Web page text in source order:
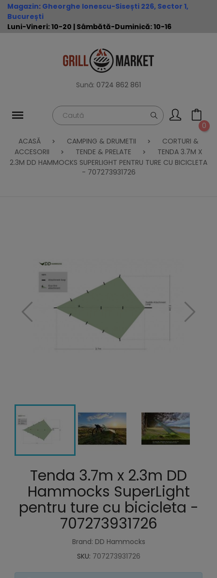
Magazin: Gheorghe Ionescu-Sisești 226, Sector 1,
București
Luni-Vineri: 10-20 | Sâmbătă-Duminică: 10-16
Sună: 0724 862 861
0
ACASĂ
CAMPING & DRUMETII
CORTURI &
ACCESORII
TENDE & PRELATE
TENDA 3.7M X
2.3M DD HAMMOCKS SUPERLIGHT PENTRU TURE CU BICICLETA
- 707273931726
Tenda 3.7m x 2.3m DD
Hammocks SuperLight
pentru ture cu bicicleta -
707273931726
Brand: DD Hammocks
SKU: 707273931726